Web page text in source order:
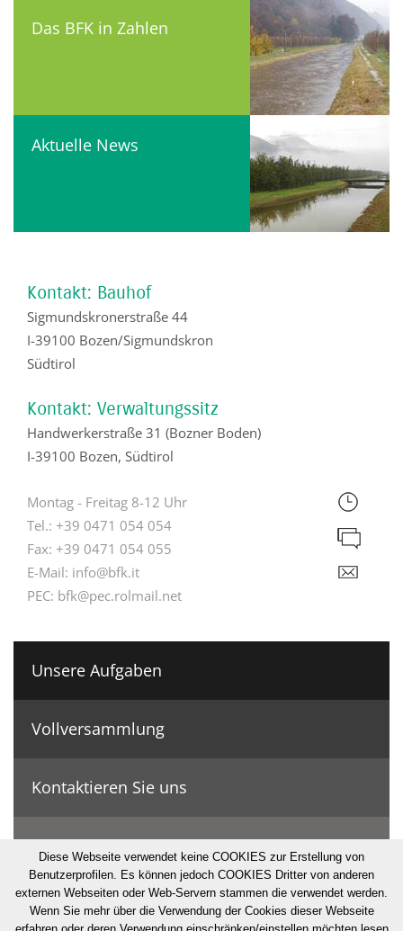
Das BFK in Zahlen
Aktuelle News
Kontakt: Bauhof
Sigmundskronerstraße 44
I-39100 Bozen/Sigmundskron
Südtirol
Kontakt: Verwaltungssitz
Handwerkerstraße 31 (Bozner Boden)
I-39100 Bozen, Südtirol
Montag - Freitag 8-12 Uhr
Tel.: +39 0471 054 054
Fax: +39 0471 054 055
E-Mail: info@bfk.it
PEC: bfk@pec.rolmail.net
Unsere Aufgaben
Vollversammlung
Kontaktieren Sie uns
Geschichte & Zahlen
© Bonifizierungskonsortium
Diese Webseite verwendet keine COOKIES zur Erstellung von
Benutzerprofilen. Es können jedoch COOKIES Dritter von anderen
externen Webseiten oder Web-Servern stammen die verwendet werden.
Wenn Sie mehr über die Verwendung der Cookies dieser Webseite